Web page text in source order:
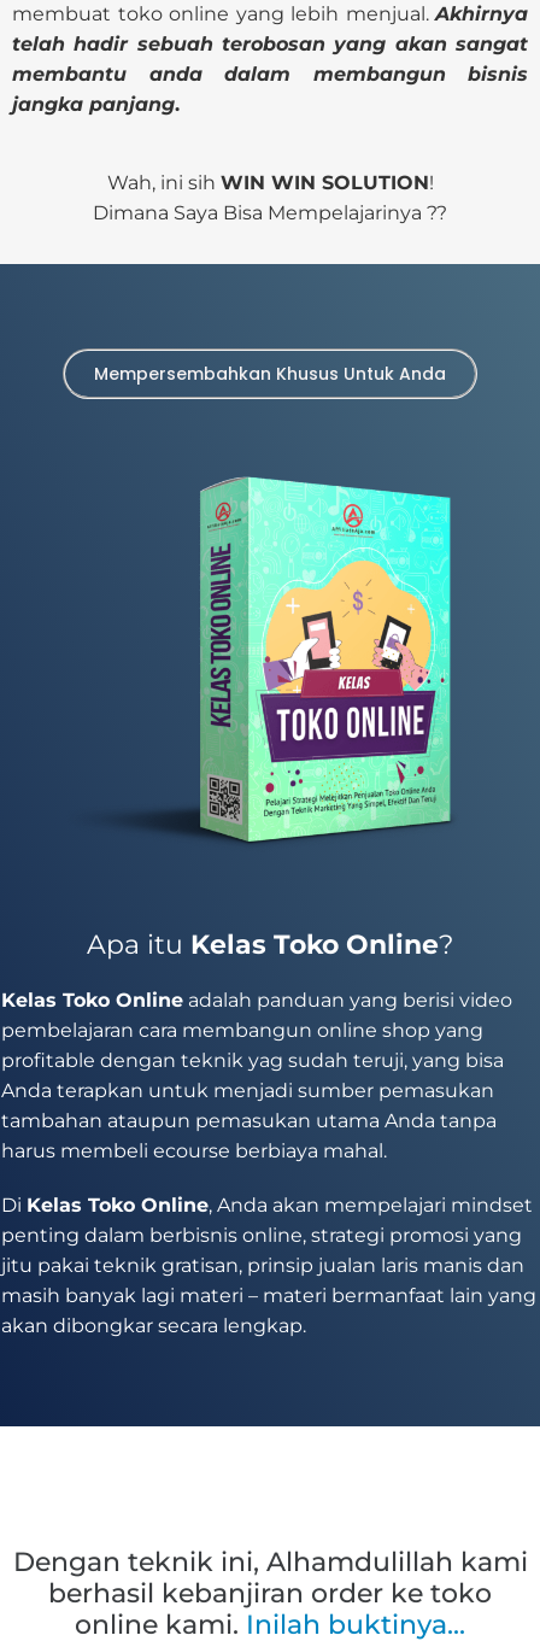
membuat toko online yang lebih menjual.Akhirnya
telah hadir sebuah terobosan yang akan sangat
membantu anda dalam membangun bisnis
jangka panjang.
Wah, ini sih WIN WIN SOLUTION!
Dimana Saya Bisa Mempelajarinya ??
Mempersembahkan Khusus Untuk Anda
Apa itu Kelas Toko Online?
Kelas Toko Online adalah panduan yang berisi video
pembelajaran cara membangun online shop yang
profitable dengan teknik yag sudah teruji, yang bisa
Anda terapkan untuk menjadi sumber pemasukan
tambahan ataupun pemasukan utama Anda tanpa
harus membeli ecourse berbiaya mahal.
Di Kelas Toko Online, Anda akan mempelajari mindset
penting dalam berbisnis online, strategi promosi yang
jitu pakai teknik gratisan, prinsip jualan laris manis dan
masih banyak lagi materi – materi bermanfaat lain yang
akan dibongkar secara lengkap.
Dengan teknik ini, Alhamdulillah kami
berhasil kebanjiran order ke toko
online kami. Inilah buktinya...